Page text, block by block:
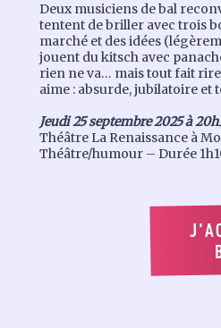
Deux musiciens de bal
tentent de briller avec trois
marché et des idées
jouent du kitsch avec
rien ne va… mais tout fait
aime : absurde, jubilatoire
Jeudi 25 septembre 2025 à
Théâtre La Renaissance à
Théâtre/humour – Durée